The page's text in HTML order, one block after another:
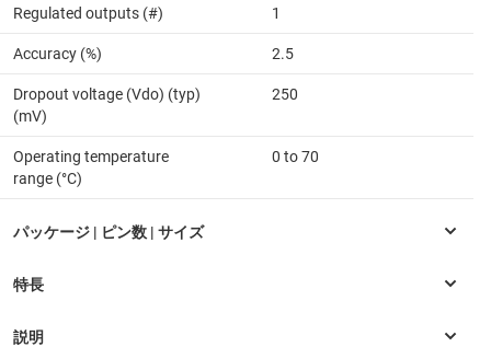
Regulated outputs (#) 1
Accuracy (%) 2.5
Dropout voltage (Vdo) (typ)
(mV)
250
Operating temperature
range (°C)
0 to 70